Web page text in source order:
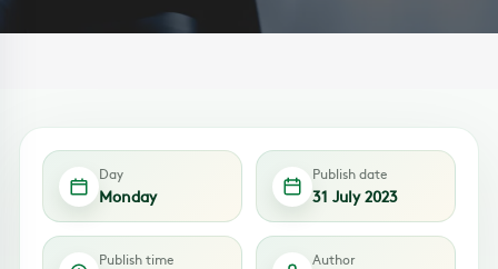
Day
Monday
Publish date
31 July 2023
Publish time Author